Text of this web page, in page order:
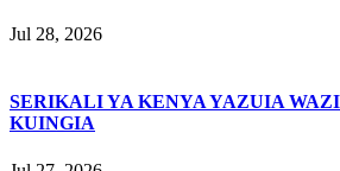
Jul 28, 2026
SERIKALI YA KENYA YAZUIA
KUINGIA